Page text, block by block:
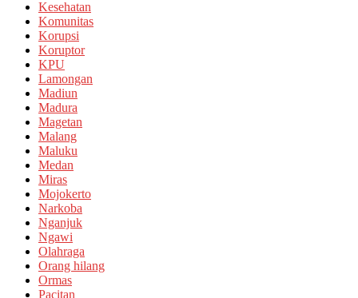
Kesehatan
Komunitas
Korupsi
Koruptor
KPU
Lamongan
Madiun
Madura
Magetan
Malang
Maluku
Medan
Miras
Mojokerto
Narkoba
Nganjuk
Ngawi
Olahraga
Orang hilang
Ormas
Pacitan